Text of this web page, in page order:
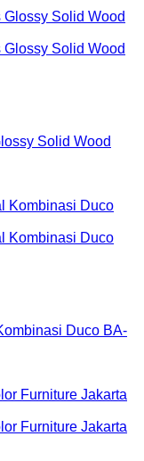
Solid Wood
Duco BA-